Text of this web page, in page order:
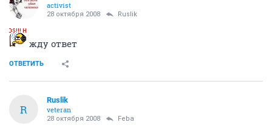
activist
28 октября 2008 Ruslik
жду ответ
ОТВЕТИТЬ
R
Ruslik
veteran
28 октября 2008 Feba